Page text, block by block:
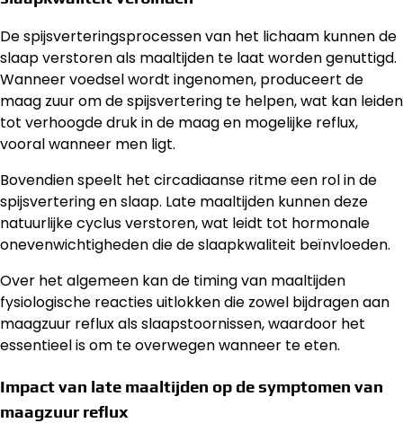
De spijsverteringsprocessen van het lichaam kunnen de
slaap verstoren als maaltijden te laat worden genuttigd.
Wanneer voedsel wordt ingenomen, produceert de
maag zuur om de spijsvertering te helpen, wat kan leiden
tot verhoogde druk in de maag en mogelijke reflux,
vooral wanneer men ligt.
Bovendien speelt het circadiaanse ritme een rol in de
spijsvertering en slaap. Late maaltijden kunnen deze
natuurlijke cyclus verstoren, wat leidt tot hormonale
onevenwichtigheden die de slaapkwaliteit beïnvloeden.
Over het algemeen kan de timing van maaltijden
fysiologische reacties uitlokken die zowel bijdragen aan
maagzuur reflux als slaapstoornissen, waardoor het
essentieel is om te overwegen wanneer te eten.
Impact van late maaltijden op de symptomen van
maagzuur reflux